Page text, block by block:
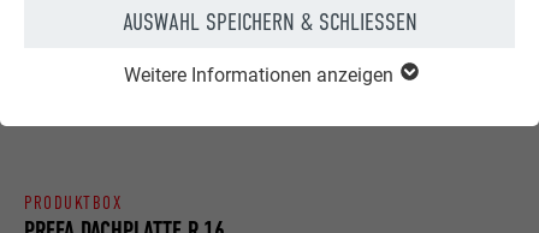
AUSWAHL SPEICHERN & SCHLIESSEN
Weitere Informationen anzeigen
Umwelteinflüsse wie Bruch, Rost und Auffrieren ab. „Die
Kontrast, der sich harmonisch in die Umgebung einfügt“,
PRODUKTBOX